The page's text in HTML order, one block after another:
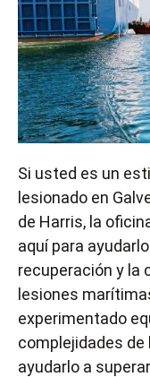
Si usted es un
lesionado en
de Harris, la
aquí para
recuperación y la
lesiones
experimentado
complejidades de
ayudarlo a